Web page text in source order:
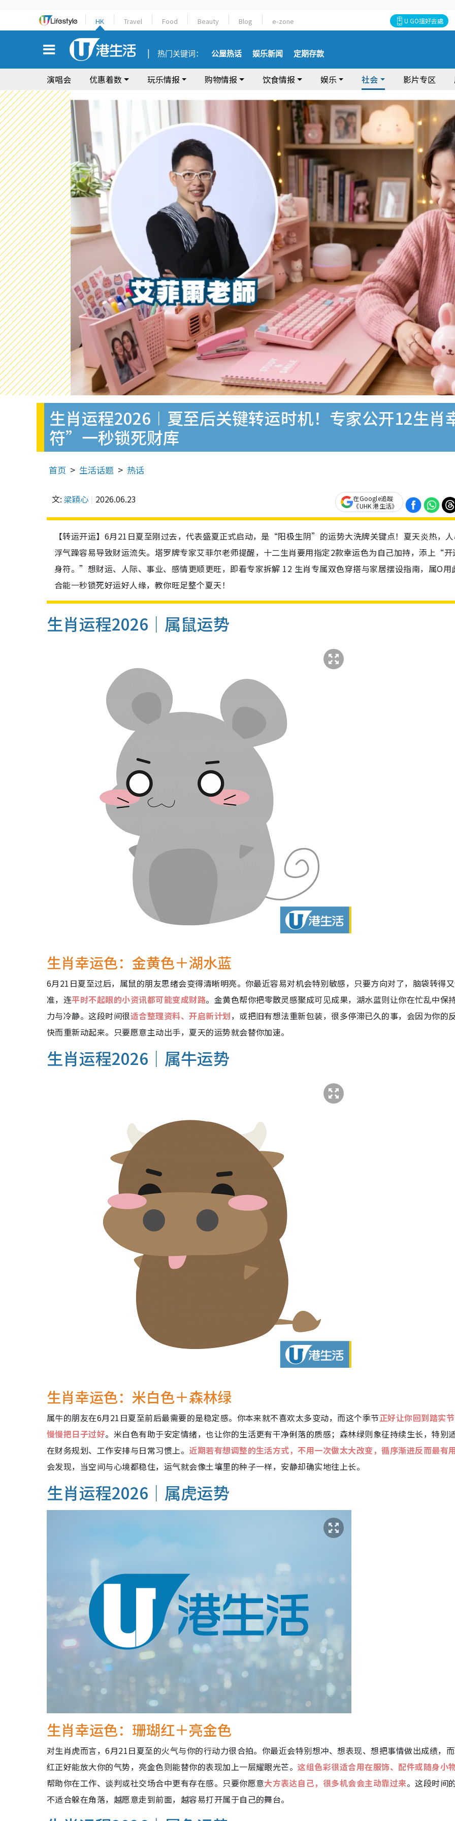
HK Travel Food Beauty Blog e-zone U GO搵好去處
热门关键词： 公屋热话 娱乐新闻 定期存款
演唱会 优惠着数 玩乐情报 购物情报 饮食情报 娱乐 社会 影片专区
生肖运程2026︱夏至后关键转运时机！专家公开12生
符”一秒锁死财库
首页 生活话题 热话
文: 梁穎心 2026.06.23
在Google追蹤
《UHK 港生活》
【转运开运】6月21日夏至刚过去，代表盛夏正式启动，是“阳极生阴”的运势大洗牌关键点！夏天炎热，
浮气躁容易导致财运流失。塔罗牌专家艾菲尔老师提醒，十二生肖要用指定2款幸运色为自己加持，添上“开
身符。”想财运、人际、事业、感情更顺更旺，即看专家拆解 12 生肖专属双色穿搭与家居摆设指南，属O用
合能一秒锁死好运好人缘，教你旺足整个夏天！
生肖运程2026｜属鼠运势
生肖幸运色：金黄色＋湖水蓝
6月21日夏至过后，属鼠的朋友思绪会变得清晰明亮。你最近容易对机会特别敏感，只要方向对了，脑袋转得
准，连平时不起眼的小资讯都可能变成财路。金黄色帮你把零散灵感聚成可见成果，湖水蓝则让你在忙乱中保
力与冷静。这段时间很适合整理资料、开启新计划，或把旧有想法重新包装，很多停滞已久的事，会因为你的
快而重新动起来。只要愿意主动出手，夏天的运势就会替你加速。
生肖运程2026｜属牛运势
生肖幸运色：米白色＋森林绿
属牛的朋友在6月21日夏至前后最需要的是稳定感。你本来就不喜欢太多变动，而这个季节正好让你回到踏实节
慢慢把日子过好。米白色有助于安定情绪，也让你的生活更有干净俐落的质感；森林绿则象征持续生长，特别
在财务规划、工作安排与日常习惯上。 近期若有想调整的生活方式，不用一次做太大改变，循序渐进反而最有
会发现，当空间与心境都稳住，运气就会像土壤里的种子一样，安静却确实地往上长。
生肖运程2026｜属虎运势
生肖幸运色：珊瑚红＋亮金色
对生肖虎而言，6月21日夏至的火气与你的行动力很合拍。你最近会特别想冲、想表现、想把事情做出成绩，
红正好能放大你的气势，亮金色则能替你的表现加上一层耀眼光芒。这组色彩很适合用在服饰、配件或随身小
帮助你在工作、谈判或社交场合中更有存在感。只要你愿意大方表达自己，很多机会会主动靠过来。这段时间的
不适合躲在角落，越愿意走到前面，越容易打开属于自己的舞台。